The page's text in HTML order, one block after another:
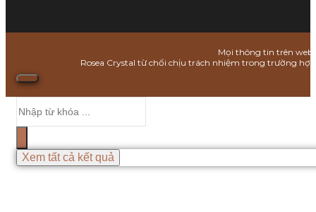
Mọi thông tin trên
Rosea Crystal từ chối chịu trách nhiệm trong trường
...
Xem tất cả kết quả